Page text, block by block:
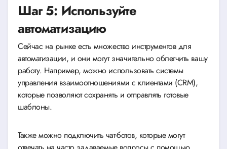
Шаг 5: Используйте
автоматизацию
Сейчас на рынке есть множество инструментов для
автоматизации, и они могут значительно облегчить вашу
работу. Например, можно использовать системы
управления взаимоотношениями с клиентами (CRM),
которые позволяют сохранять и отправлять готовые
шаблоны.
Также можно подключить чат-ботов, которые могут